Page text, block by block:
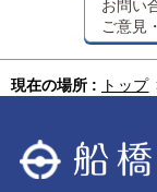
お問い
ご意見
現在の場所 : トップ